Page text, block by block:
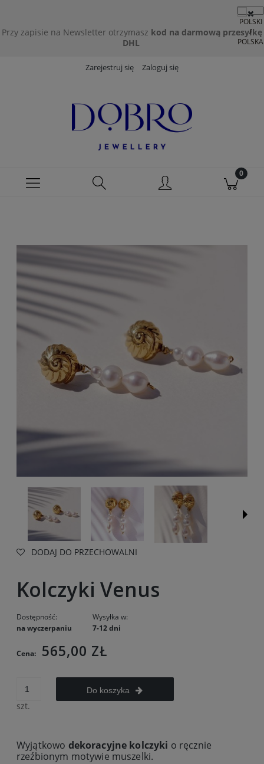
Przy zapisie na Newsletter otrzymasz kod na darmową przesyłkę
DHL
Zarejestruj się Zaloguj się
DODAJ DO PRZECHOWALNI
Kolczyki Venus
Dostępność:
na wyczerpaniu
Wysyłka w:
7-12 dni
Cena: 565,00 ZŁ
szt.
Do koszyka
Wyjątkowo dekoracyjne kolczyki o ręcznie
rzeźbionym motywie muszelki.